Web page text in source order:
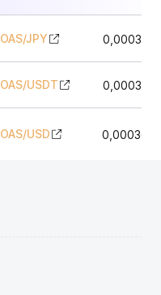
OAS/JPY
OAS/USDT
OAS/USD